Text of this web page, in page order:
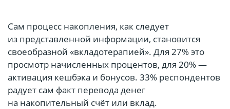
Сам процесс накопления, как следует
из представленной информации, становится
своеобразной «вкладотерапией». Для 27% это
просмотр начисленных процентов, для 20% —
активация кешбэка и бонусов. 33% респондентов
радует сам факт перевода денег
на накопительный счёт или вклад.